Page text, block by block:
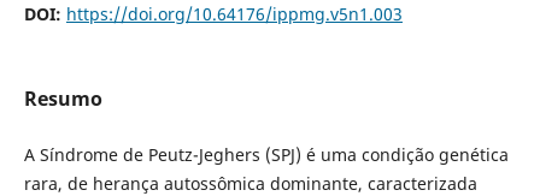
DOI: https://doi.org/10.64176/ippmg.v5n1.003
Resumo
A Síndrome de Peutz-Jeghers (SPJ) é uma condição genética
rara, de herança autossômica dominante, caracterizada